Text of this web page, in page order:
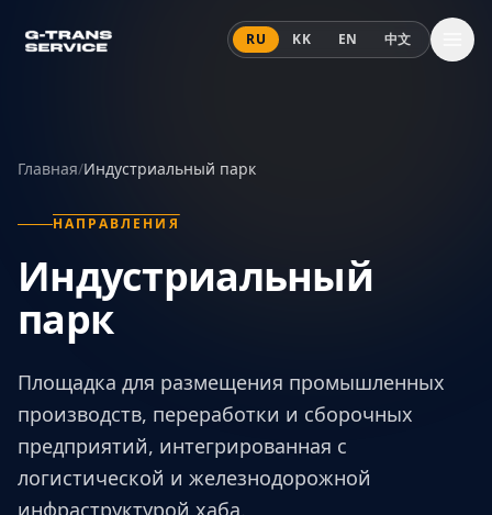
RU KK EN 中文
Главная/Индустриальный парк
НАПРАВЛЕНИЯ
Индустриальный
парк
Площадка для размещения промышленных
производств, переработки и сборочных
предприятий, интегрированная с
логистической и железнодорожной
инфраструктурой хаба.